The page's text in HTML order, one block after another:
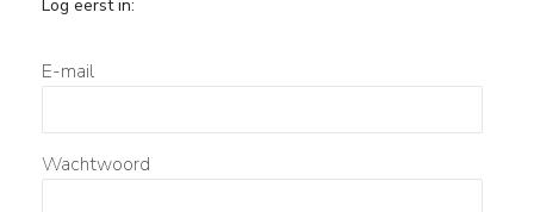
Log eerst in:
E-mail
Wachtwoord